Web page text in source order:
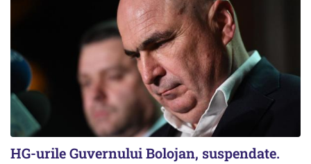
HG-urile Guvernului Bolojan, suspendate.